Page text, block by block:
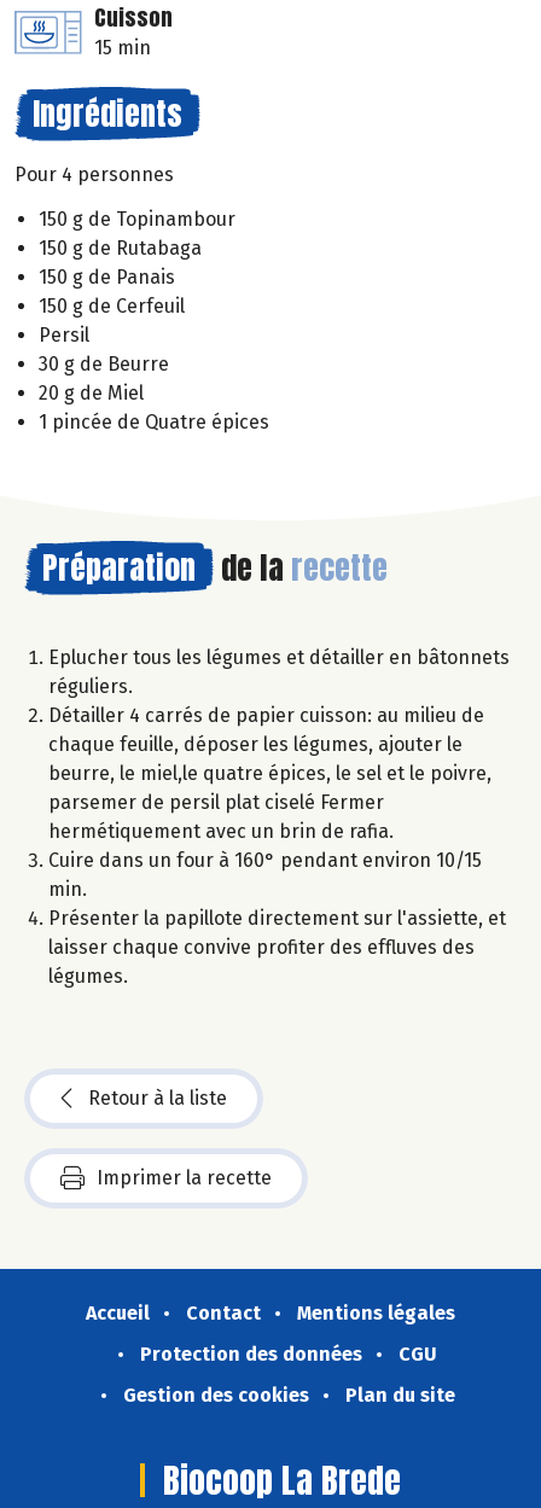
Cuisson
15 min
Ingrédients
Pour 4 personnes
150 g de Topinambour
150 g de Rutabaga
150 g de Panais
150 g de Cerfeuil
Persil
30 g de Beurre
20 g de Miel
1 pincée de Quatre épices
Préparation de la recette
Eplucher tous les légumes et détailler en bâtonnets
réguliers.
Détailler 4 carrés de papier cuisson: au milieu de
chaque feuille, déposer les légumes, ajouter le
beurre, le miel,le quatre épices, le sel et le poivre,
parsemer de persil plat ciselé Fermer
hermétiquement avec un brin de rafia.
Cuire dans un four à 160° pendant environ 10/15
min.
Présenter la papillote directement sur l'assiette, et
laisser chaque convive profiter des effluves des
légumes.
Retour à la liste
Imprimer la recette
Accueil Contact
Mentions légales
Protection des données
CGU
Gestion des cookies
Plan du site
Biocoop La Brede